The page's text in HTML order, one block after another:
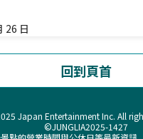
26 日
回到頁首
Japan Entertainment Inc. All
©JUNGLIA2025-1427